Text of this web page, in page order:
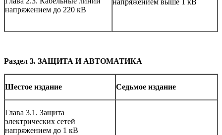
напряжением до 220 кВ
напряжением выше 1 кВ
Раздел 3. ЗАЩИТА И АВТОМАТИКА
Шестое издание Седьмое издание
Глава 3.1. Защита
электрических сетей
напряжением до 1 кВ